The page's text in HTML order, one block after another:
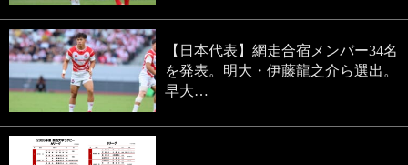
【日本代表】網走合宿メンバー34名
を発表。明大・伊藤龍之介ら選出。
早大…